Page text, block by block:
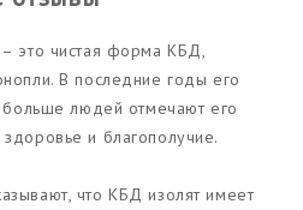
это чистая форма КБД,
В последние годы его
больше людей отмечают его
и благополучие.
что КБД изолят имеет